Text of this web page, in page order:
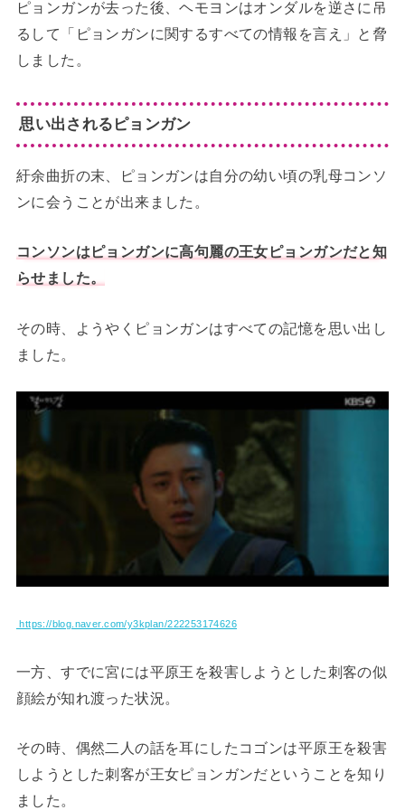
ピョンガンが去った後、ヘモヨンはオンダルを逆さに吊
るして「ピョンガンに関するすべての情報を言え」と脅
しました。
思い出されるピョンガン
紆余曲折の末、ピョンガンは自分の幼い頃の乳母コンソ
ンに会うことが出来ました。
コンソンはピョンガンに高句麗の王女ピョンガンだと知
らせました。
その時、ようやくピョンガンはすべての記憶を思い出し
ました。
https://blog.naver.com/y3kplan/222253174626
一方、すでに宮には平原王を殺害しようとした刺客の似
顔絵が知れ渡った状況。
その時、偶然二人の話を耳にしたコゴンは平原王を殺害
しようとした刺客が王女ピョンガンだということを知り
ました。